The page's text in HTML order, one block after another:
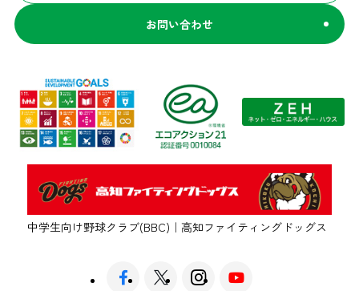
お問い合わせ
中学生向け野球クラブ(BBC)｜高知ファイティングドッグス